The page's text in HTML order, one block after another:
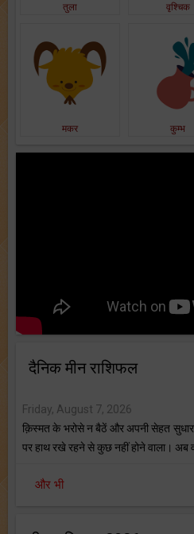
तुला वृश्चिक
मकर कुम्भ
दैनिक मीन राशिफल
Friday, August 7, 2026
क़िस्मत के भरोसे न बैठें और अपनी सेहत
पर हाथ रखे रहने से कुछ नहीं होने वाला।
और भी